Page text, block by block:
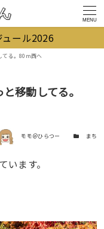
MENU
ール2026
てる。80m西へ
移動してる。
者 モモ＠ひらつー カテゴリー
まち
ます。